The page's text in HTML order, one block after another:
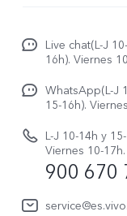
V70 5G
V70 FE
Y31 5G
Autenticación de IMEI
Gestión de
Manual de usuario
Actualización de
Actualizar registro
Instrucciones de
Netiqueta vivo
Avisos legales
Acerca de nosotros
Sostenibilidad
Centro de
Live chat(L-J
16h). Viernes
WhatsApp(L-J
15-16h).
L-J 10-14h y
Viernes 10-
900 670